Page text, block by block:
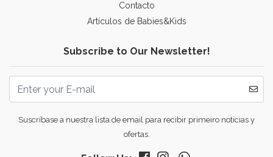
Contacto
Artículos de Babies&Kids
Subscribe to Our Newsletter!
Suscríbase a nuestra lista de email para recibir primeiro noticias y
ofertas.